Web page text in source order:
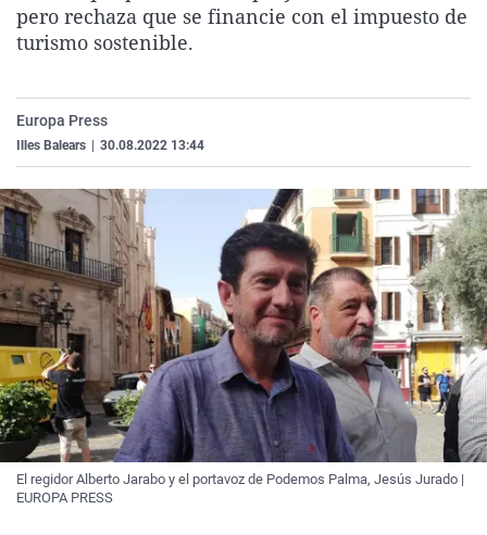
La rosa de los vientos
Como el perro y el
Caso
Equipo de
Extremadura
La Rioja
País Vasco
Virales
Elecciones
pero rechaza que se financie con el impuesto de
turismo sostenible.
Europa Press
Illes Balears 30.08.2022 13:44
El regidor Alberto Jarabo y el portavoz de Podemos Palma, Jesús Jurado |
EUROPA PRESS